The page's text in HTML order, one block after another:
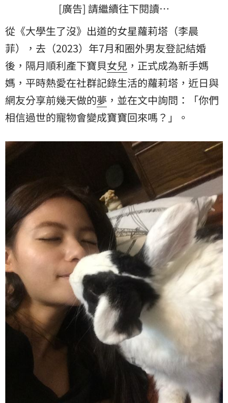
[廣告] 請繼續往下閱讀…
從《大學生了沒》出道的女星蘿莉塔（李晨
菲），去（2023）年7月和圈外男友登記結婚
後，隔月順利產下寶貝女兒 ，正式成為新手媽
媽，平時熱愛在社群記錄生活的蘿莉塔，近日與
網友分享前幾天做的夢 ，並在文中詢問：「你們
相信過世的寵物會變成寶寶回來嗎？」。